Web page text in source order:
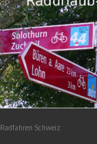
Radfahren Schweiz